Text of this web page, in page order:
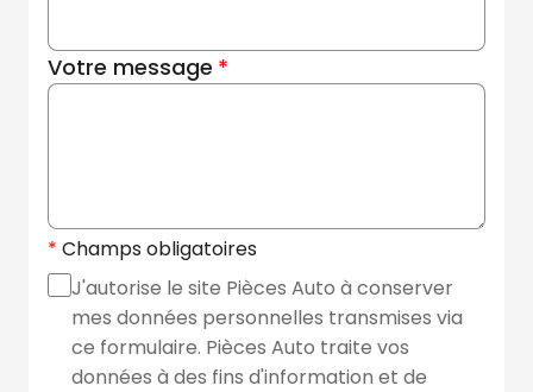
Votre message
Champs obligatoires
J'autorise le site Pièces Auto à conserver
mes données personnelles transmises via
ce formulaire. Pièces Auto traite vos
données à des fins d'information et de